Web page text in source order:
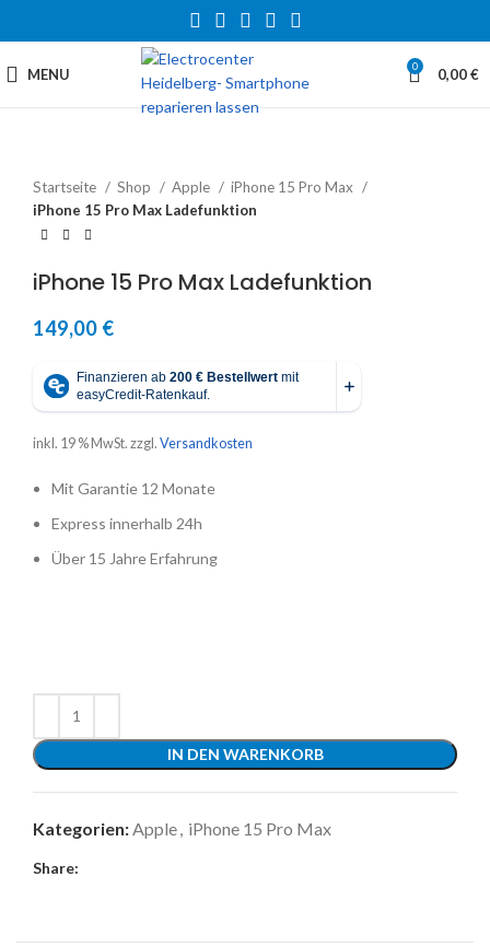
MENU 0 0,00€
Startseite Shop Apple
iPhone 15 Pro Max
iPhone 15 Pro Max Ladefunktion
iPhone 15 Pro Max Ladefunktion
149,00 €
inkl. 19 % MwSt. zzgl. Versandkosten
Mit Garantie 12 Monate
Express innerhalb 24h
Über 15 Jahre Erfahrung
IN DEN WARENKORB
Kategorien: Apple iPhone 15 Pro Max
Share: